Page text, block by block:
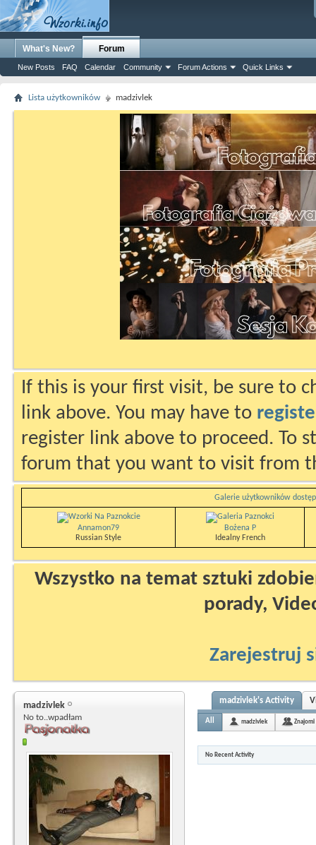
What's New? Forum
New Posts FAQ Calendar Community Forum Actions Quick Links
Lista użytkowników madzivlek
If this is your first visit, be sure to
link above. You may have to
register link above to proceed. To
forum that you want to visit from
Galerie użytkowników
Annamon79
Russian Style
Bożena P
Idealny French
Wszystko na temat sztuki
porady,
Zarejestruj
madzivlek
No to..wpadłam
madzivlek's Activity
All madzivlek Znajomi
No Recent Activity